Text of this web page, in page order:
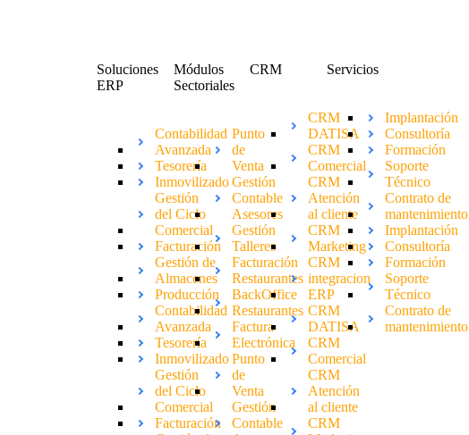
Soluciones
ERP
Contabilidad
Avanzada
Tesorería
Inmovilizado
Gestión
del Ciclo
Comercial
Facturación
Gestión de
Almacenes
Producción
Contabilidad
Avanzada
Tesorería
Inmovilizado
Gestión
del Ciclo
Comercial
Facturación
Módulos
Sectoriales
Punto
de
Venta
Gestión
Contable
Asesores
Gestión
Talleres
Facturación
Restaurantes
BackOffice
Restaurantes
Factura
Electrónica
Punto
de
Venta
Gestión
Contable
CRM
CRM
DATISA
CRM
Comercial
CRM
Atención
al cliente
CRM
Marketing
CRM
integracion
ERP
CRM
DATISA
CRM
Comercial
CRM
Atención
al cliente
CRM
Servicios
Implantación
Consultoría
Formación
Soporte
Técnico
Contrato de
mantenimiento
Implantación
Consultoría
Formación
Soporte
Técnico
Contrato de
mantenimiento